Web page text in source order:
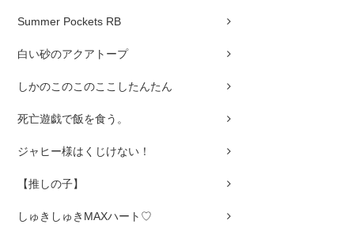
Summer Pockets RB
白い砂のアクアトープ
しかのこのこのここしたんたん
死亡遊戯で飯を食う。
ジャヒー様はくじけない！
【推しの子】
しゅきしゅきMAXハート♡